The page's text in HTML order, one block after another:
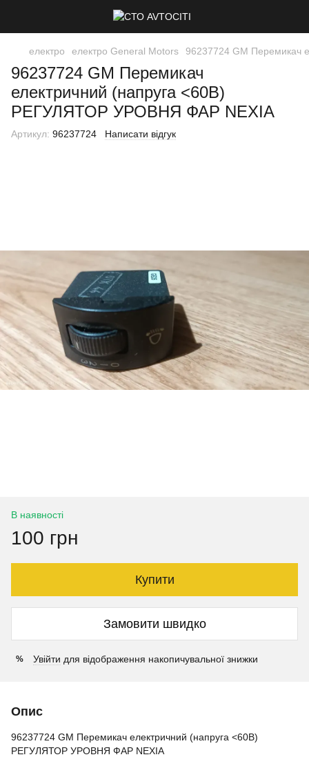
електро електро General Motors 96237724 GM Перемикач
96237724 GM Перемикач
електричний (напруга <60В)
РЕГУЛЯТОР УРОВНЯ ФАР NEXIA
Артикул: 96237724 Написати відгук
В наявності
100 грн
Купити
Замовити швидко
% Увійти для відображення накопичувальної знижки
Опис
96237724 GM Перемикач електричний (напруга <60В)
РЕГУЛЯТОР УРОВНЯ ФАР NEXIA